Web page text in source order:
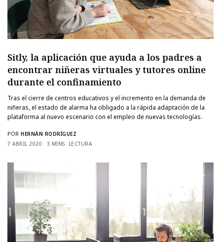
Sitly, la aplicación que ayuda a los padres a
encontrar niñeras virtuales y tutores online
durante el confinamiento
Tras el cierre de centros educativos y el incremento en la demanda de
niñeras, el estado de alarma ha obligado a la rápida adaptación de la
plataforma al nuevo escenario con el empleo de nuevas tecnologías.
POR HERNÁN RODRÍGUEZ
7 ABRIL 2020
3 MINS. LECTURA